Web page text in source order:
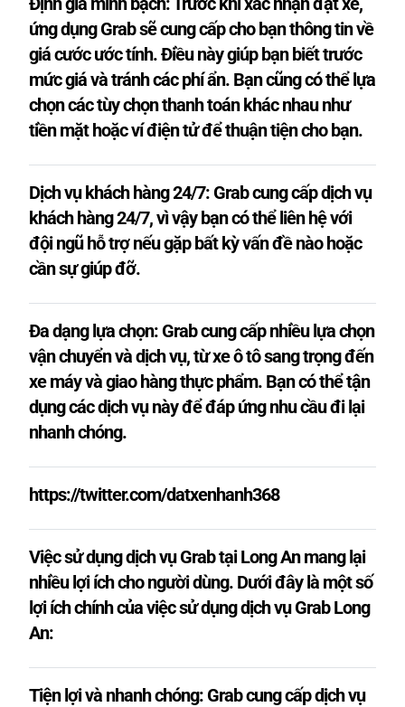
ứng dụng Grab sẽ cung cấp cho bạn thông tin về
giá cước ước tính. Điều này giúp bạn biết trước
mức giá và tránh các phí ẩn. Bạn cũng có thể lựa
chọn các tùy chọn thanh toán khác nhau như
tiền mặt hoặc ví điện tử để thuận tiện cho bạn.
Dịch vụ khách hàng 24/7: Grab cung cấp dịch vụ
khách hàng 24/7, vì vậy bạn có thể liên hệ với
đội ngũ hỗ trợ nếu gặp bất kỳ vấn đề nào hoặc
cần sự giúp đỡ.
Đa dạng lựa chọn: Grab cung cấp nhiều lựa chọn
vận chuyển và dịch vụ, từ xe ô tô sang trọng đến
xe máy và giao hàng thực phẩm. Bạn có thể tận
dụng các dịch vụ này để đáp ứng nhu cầu đi lại
nhanh chóng.
https://twitter.com/datxenhanh368
Việc sử dụng dịch vụ Grab tại Long An mang lại
nhiều lợi ích cho người dùng. Dưới đây là một số
lợi ích chính của việc sử dụng dịch vụ Grab Long
An:
Tiện lợi và nhanh chóng: Grab cung cấp dịch vụ